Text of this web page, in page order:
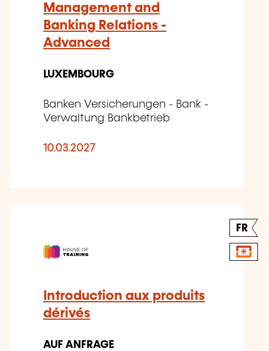
Management and
Banking Relations -
Advanced
LUXEMBOURG
Banken Versicherungen - Bank -
Verwaltung Bankbetrieb
10.03.2027
FR
Introduction aux produits
dérivés
AUF ANFRAGE